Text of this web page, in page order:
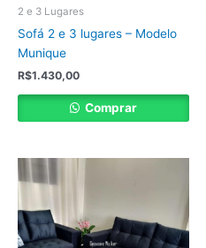
2 e 3 Lugares
Sofá 2 e 3 lugares – Modelo
Munique
R$1.430,00
Comprar